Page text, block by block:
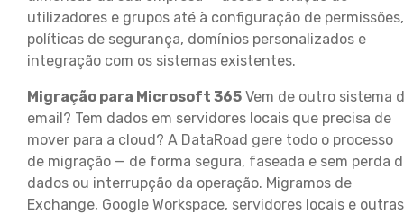
utilizadores e grupos até à configuração de permissões,
políticas de segurança, domínios personalizados e
integração com os sistemas existentes.
Migração para Microsoft 365 Vem de outro sistema
email? Tem dados em servidores locais que precisa de
mover para a cloud? A DataRoad gere todo o processo
de migração — de forma segura, faseada e sem perda
dados ou interrupção da operação. Migramos de
Exchange, Google Workspace, servidores locais e outras